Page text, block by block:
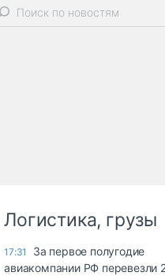
Логистика, грузы
17:31
За первое полугодие
авиакомпании РФ перевезли